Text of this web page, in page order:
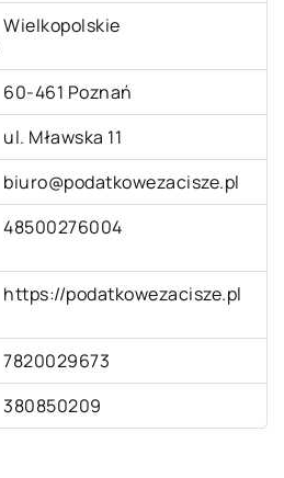
Wielkopolskie
60-461 Poznań
ul. Mławska 11
biuro@podatkowezacisze.pl
48500276004
https://podatkowezacisze.pl
7820029673
380850209